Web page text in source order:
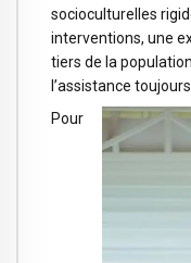
socioculturelles
interventions, une
tiers de la
l’assistance
Pour